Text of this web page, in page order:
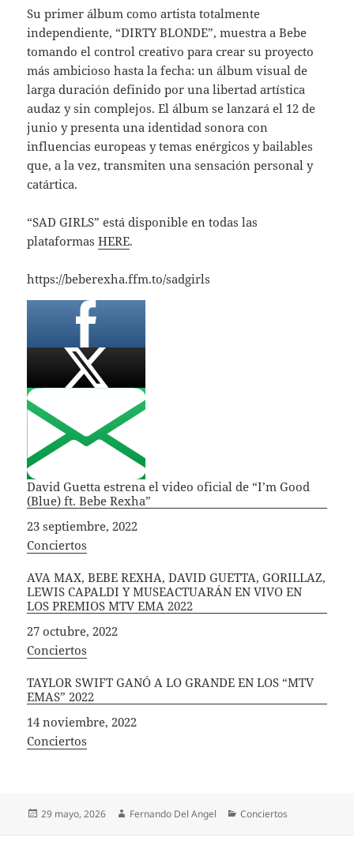
Su primer álbum como artista totalmente
independiente, “DIRTY BLONDE”, muestra a Bebe
tomando el control creativo para crear su proyecto
más ambicioso hasta la fecha: un álbum visual de
larga duración definido por una libertad artística
audaz y sin complejos. El álbum se lanzará el 12 de
junio y presenta una identidad sonora con
influencias europeas y temas enérgicos y bailables
que, a la vez, transmiten una sensación personal y
catártica.
“SAD GIRLS” está disponible en todas las
plataformasHERE.
https://beberexha.ffm.to/sadgirls
David Guetta estrena el video oficial de “I’m Good
(Blue) ft. Bebe Rexha”
Fecha
23 septiembre, 2022
In relation to
Conciertos
AVA MAX, BEBE REXHA, DAVID GUETTA, GORILLAZ,
LEWIS CAPALDI Y MUSEACTUARÁN EN VIVO EN
LOS PREMIOS MTV EMA 2022
Fecha
27 octubre, 2022
In relation to
Conciertos
TAYLOR SWIFT GANÓ A LO GRANDE EN LOS “MTV
EMAS” 2022
Fecha
14 noviembre, 2022
In relation to
Conciertos
Publicado
29 mayo, 2026 Autor
Fernando Del Angel Categorías
Conciertos